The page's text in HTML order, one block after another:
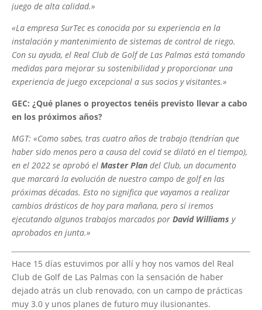
juego de alta calidad.»
«La empresa SurTec es conocida por su experiencia en la
instalación y mantenimiento de sistemas de control de riego.
Con su ayuda, el Real Club de Golf de Las Palmas está tomando
medidas para mejorar su sostenibilidad y proporcionar una
experiencia de juego excepcional a sus socios y visitantes.»
GEC: ¿Qué planes o proyectos tenéis previsto llevar a cabo
en los próximos años?
MGT: «Como sabes, tras cuatro años de trabajo (tendrían que
haber sido menos pero a causa del covid se dilató en el tiempo),
en el 2022 se aprobó el Master Plan del Club, un documento
que marcará la evolución de nuestro campo de golf en las
próximas décadas. Esto no significa que vayamos a realizar
cambios drásticos de hoy para mañana, pero sí iremos
ejecutando algunos trabajos marcados por David Williams y
aprobados en junta.»
Hace 15 días estuvimos por allí y hoy nos vamos del Real
Club de Golf de Las Palmas con la sensación de haber
dejado atrás un club renovado, con un campo de prácticas
muy 3.0 y unos planes de futuro muy ilusionantes.